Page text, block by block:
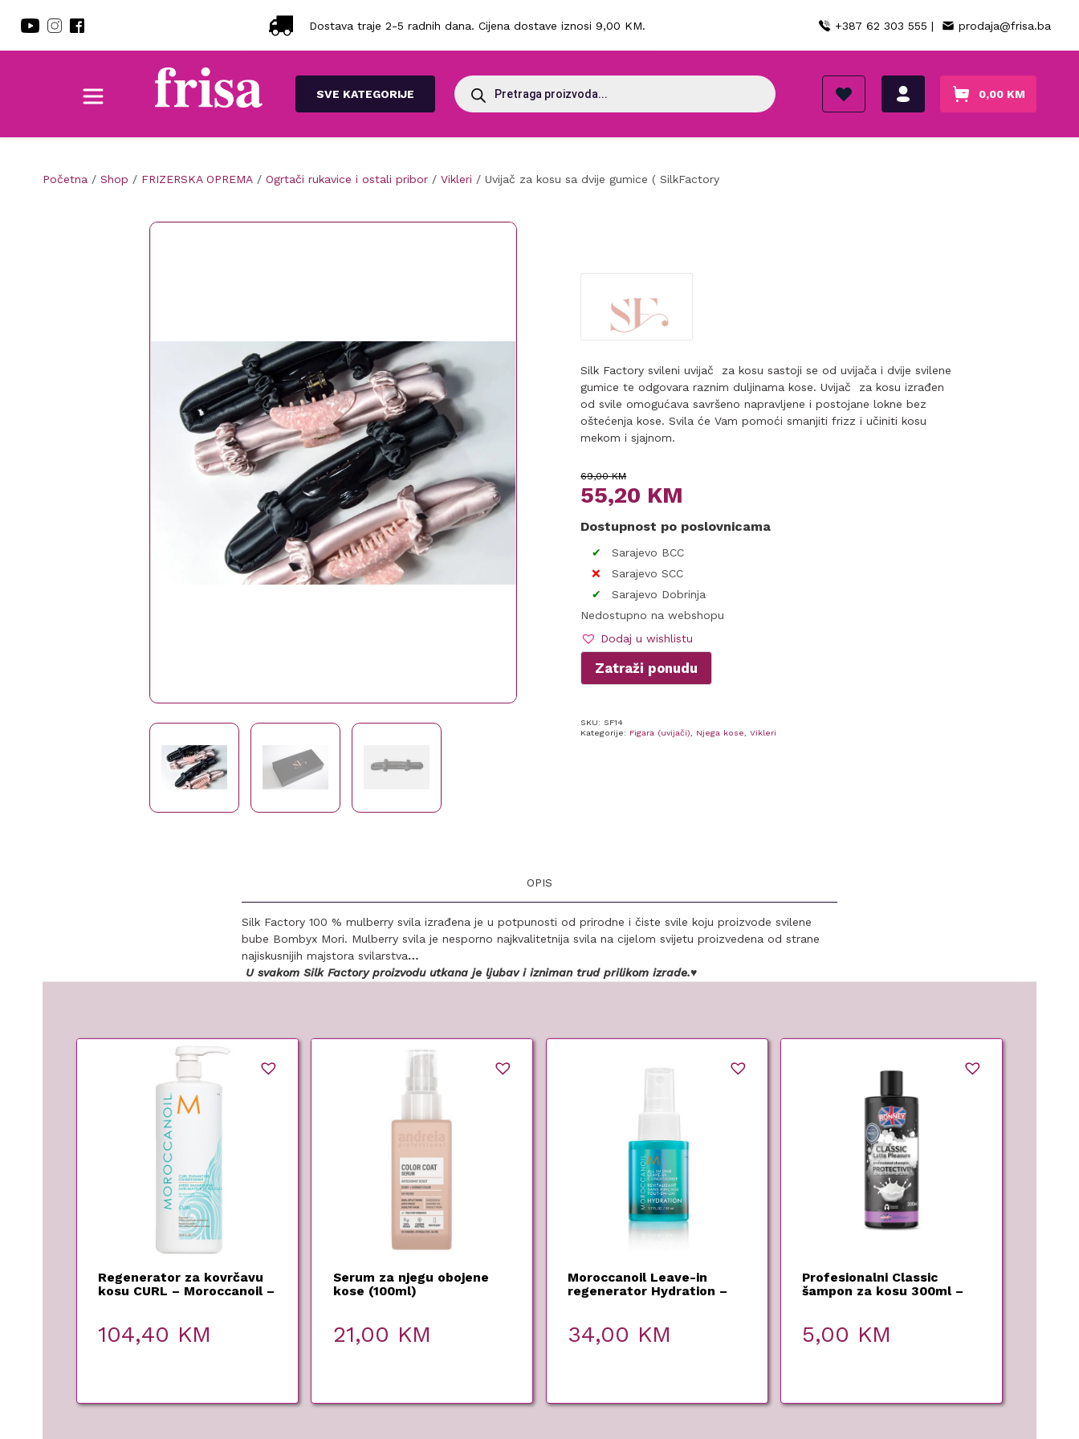
Dostava traje 2-5 radnih dana. Cijena dostave iznosi 9,00 KM. +387 62 303 555 | prodaja@frisa.ba
SVE KATEGORIJE
Products
search
0,00 KM
Početna / Shop / FRIZERSKA OPREMA / Ogrtači rukavice i ostali pribor / Vikleri / Uvijač za kosu sa dvije gumice ( SilkFactory
Silk Factory svileni uvijač za kosu sastoji se od uvijača i dvije svilene
gumice te odgovara raznim duljinama kose. Uvijač za kosu izrađen
od svile omogućava savršeno napravljene i postojane lokne bez
oštećenja kose. Svila će Vam pomoći smanjiti frizz i učiniti kosu
mekom i sjajnom.
69,00KM
Original
price
was:
69,00 KM.
55,20 KM
Current
price
is:
55,20 KM.
Dostupnost po poslovnicama
Sarajevo BCC
Sarajevo SCC
Sarajevo Dobrinja
Nedostupno na webshopu
Dodaj u wishlistu
Zatraži ponudu
SKU: SF14
Kategorije: Figara (uvijači), Njega kose,Vikleri
OPIS
Silk Factory 100 % mulberry svila izrađena je u potpunosti od prirodne i čiste svile koju proizvode svilene
bube Bombyx Mori. Mulberry svila je nesporno najkvalitetnija svila na cijelom svijetu proizvedena od strane
najiskusnijih majstora svilarstva…
U svakom Silk Factory proizvodu utkana je ljubav i izniman trud prilikom izrade.♥
Regenerator za kovrčavu
kosu CURL – Moroccanoil –
104,40 KM
Serum za njegu obojene
kose (100ml)
21,00 KM
Moroccanoil Leave-in
regenerator Hydration –
34,00 KM
Profesionalni Classic
šampon za kosu 300ml –
5,00 KM